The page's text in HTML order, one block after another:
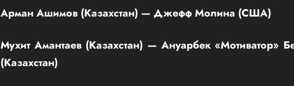
Арман Ашимов (Казахстан) — Джефф Молина (США)
Мухит Амантаев (Казахстан) — Ануарбек «Мотиватор»
(Казахстан)